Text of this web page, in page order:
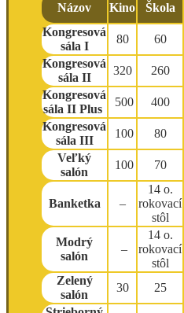
Názov Kino Škola
Kongresová
sála I
80 60
Kongresová
sála II
320 260
Kongresová
sála II Plus
500 400
Kongresová
sála III
100 80
Veľký
salón
100 70
Banketka –
14 o.
rokovací
stôl
Modrý
salón
–
14 o.
rokovací
stôl
Zelený
salón
30 25